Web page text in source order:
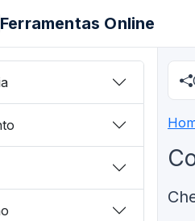
Ferramentas Online